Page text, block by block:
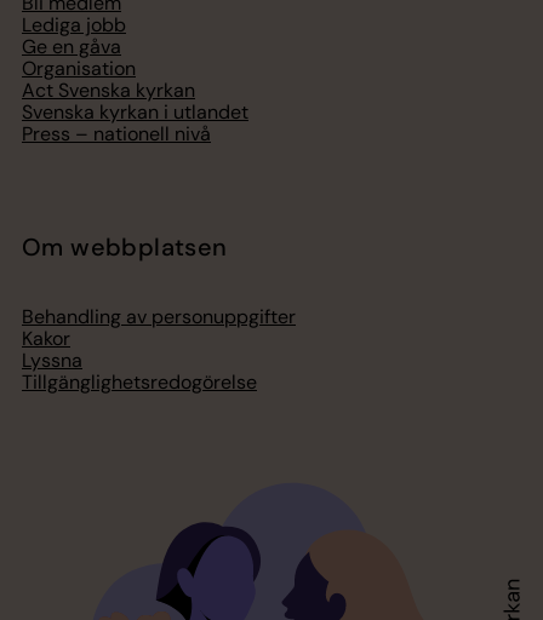
Lediga jobb
Ge en gåva
Organisation
Act Svenska kyrkan
Svenska kyrkan i utlandet
Press – nationell nivå
Om webbplatsen
Behandling av personuppgifter
Kakor
Lyssna
Tillgänglighetsredogörelse